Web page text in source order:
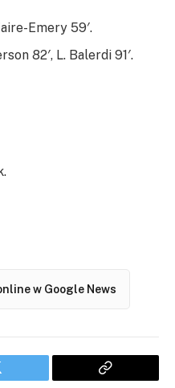
Emery 59′.
82′, L. Balerdi 91′.
w Google News
Copy